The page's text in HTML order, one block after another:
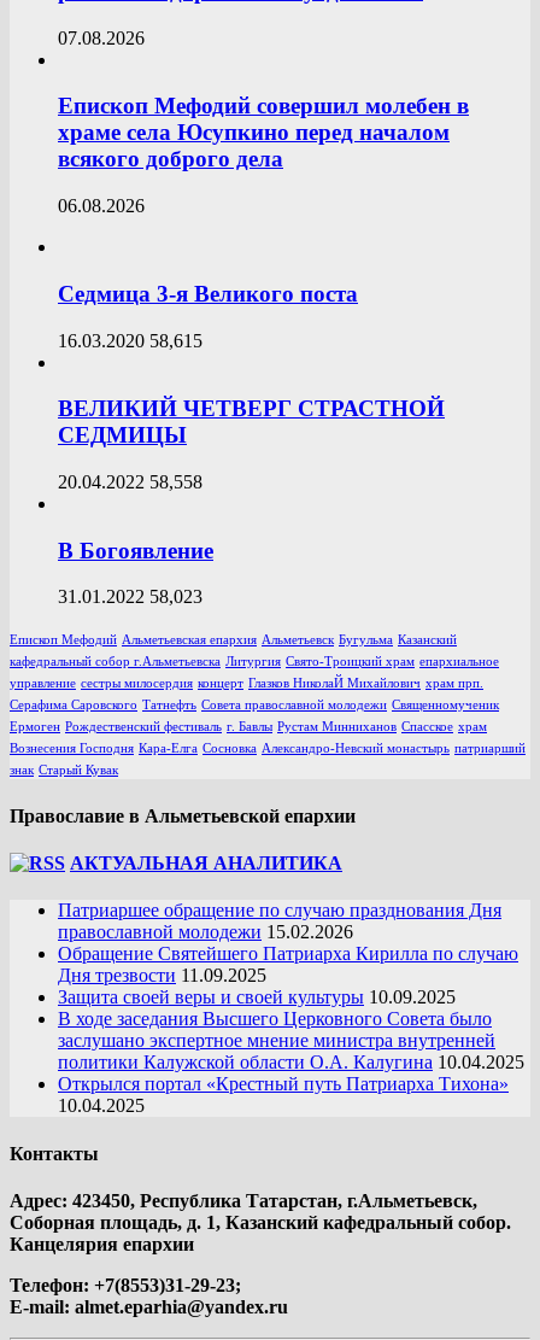
07.08.2026
Епископ Мефодий совершил молебен в
храме села Юсупкино перед началом
всякого доброго дела
06.08.2026
Седмица 3-я Великого поста
16.03.2020 58,615
ВЕЛИКИЙ ЧЕТВЕРГ СТРАСТНОЙ
СЕДМИЦЫ
20.04.2022 58,558
В Богоявление
31.01.2022 58,023
Епископ Мефодий Альметьевская епархия Альметьевск Бугульма Казанский
кафедральный собор г.Альметьевска Литургия Свято-Троицкий храм епархиальное
управление сестры милосердия концерт Глазков НиколаЙ Михайлович храм прп.
Серафима Саровского Татнефть Совета православной молодежи Священномученик
Ермоген Рождественский фестиваль г. Бавлы Рустам Минниханов Спасское храм
Вознесения Господня Кара-Елга Сосновка Александро-Невский монастырь патриарший
знак Старый Кувак
Православие в Альметьевской епархии
АКТУАЛЬНАЯ АНАЛИТИКА
Патриаршее обращение по случаю празднования Дня
православной молодежи 15.02.2026
Обращение Святейшего Патриарха Кирилла по случаю
Дня трезвости 11.09.2025
Защита своей веры и своей культуры 10.09.2025
В ходе заседания Высшего Церковного Совета было
заслушано экспертное мнение министра внутренней
политики Калужской области О.А. Калугина 10.04.2025
Открылся портал «Крестный путь Патриарха Тихона»
10.04.2025
Контакты
Адрес: 423450, Республика Татарстан, г.Альметьевск,
Соборная площадь, д. 1, Казанский кафедральный собор.
Канцелярия епархии
Телефон: +7(8553)31-29-23;
E-mail: almet.eparhia@yandex.ru